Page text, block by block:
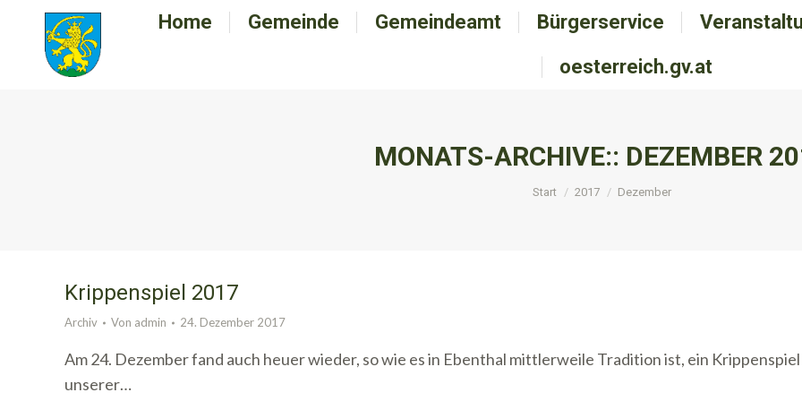
Home Gemeinde Gemeindeamt Bürgerservice
oesterreich.gv.at
MONATS-ARCHIVE:: DEZEMBER
Sie befinden sich hier:
Start 2017 Dezember
Krippenspiel 2017
Archiv Von admin 24. Dezember 2017
Am 24. Dezember fand auch heuer wieder, so wie es in Ebenthal mittlerweile Tradition ist, ein Krippenspiel
unserer…
Home Gemeinde Gemeindeamt Bürgerservice
oesterreich.gv.at